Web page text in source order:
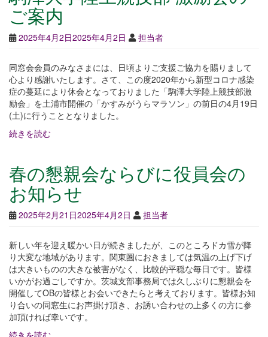
ご案内
2025年4月2日2025年4月2日 担当者
同窓会会員のみなさまには、日頃よりご支援ご協力を賜りまして
心より感謝いたします。さて、この度2020年から新型コロナ感染
症の蔓延により休会となっておりました「駒澤大学陸上競技部激
励会」を土浦市開催の「かすみがうらマラソン」の前日の4月19日
(土)に行うこととなりました。
続きを読む
春の懇親会ならびに役員会の
お知らせ
2025年2月21日2025年4月2日 担当者
新しい年を迎え暖かい日が続きましたが、このところドカ雪が降
り大変な地域があります。関東圏におきましては気温の上げ下げ
は大きいものの大きな被害がなく、比較的平穏な毎日です。皆様
いかがお過ごしですか。茨城支部事務局では久しぶりに懇親会を
開催してOBの皆様とお会いできたらと考えております。皆様お知
り合いの同窓生にお声掛け頂き、お誘い合わせの上多くの方に参
加頂ければ幸いです。
続きを読む